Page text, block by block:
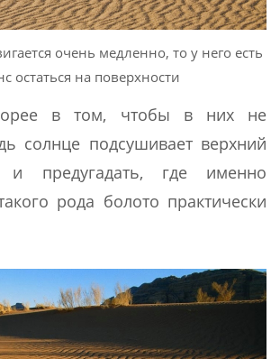
очень медленно, то у него есть
остаться на поверхности
в том, чтобы в них не
солнце подсушивает верхний
и предугадать, где именно
рода болото практически